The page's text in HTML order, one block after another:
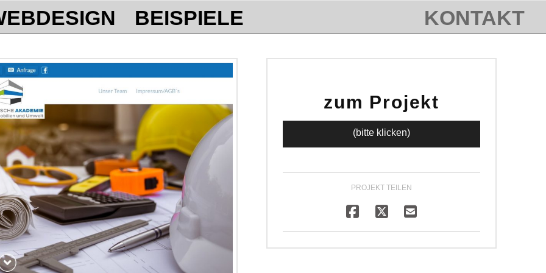
BEISPIELE KONTAKT
zum Projekt
(bitte klicken)
PROJEKT TEILEN